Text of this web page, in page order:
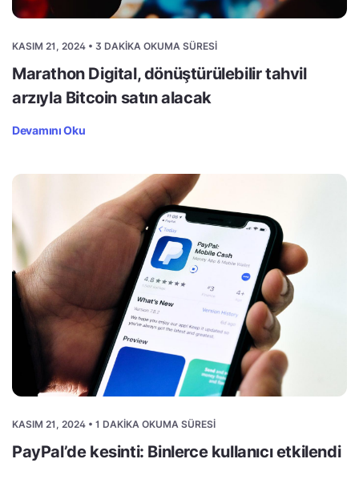
KASIM 21, 2024 • 3 DAKIKA OKUMA SÜRESI
Marathon Digital, dönüştürülebilir tahvil
arzıyla Bitcoin satın alacak
Devamını Oku
KASIM 21, 2024 • 1 DAKIKA OKUMA SÜRESI
PayPal’de kesinti: Binlerce kullanıcı etkilendi